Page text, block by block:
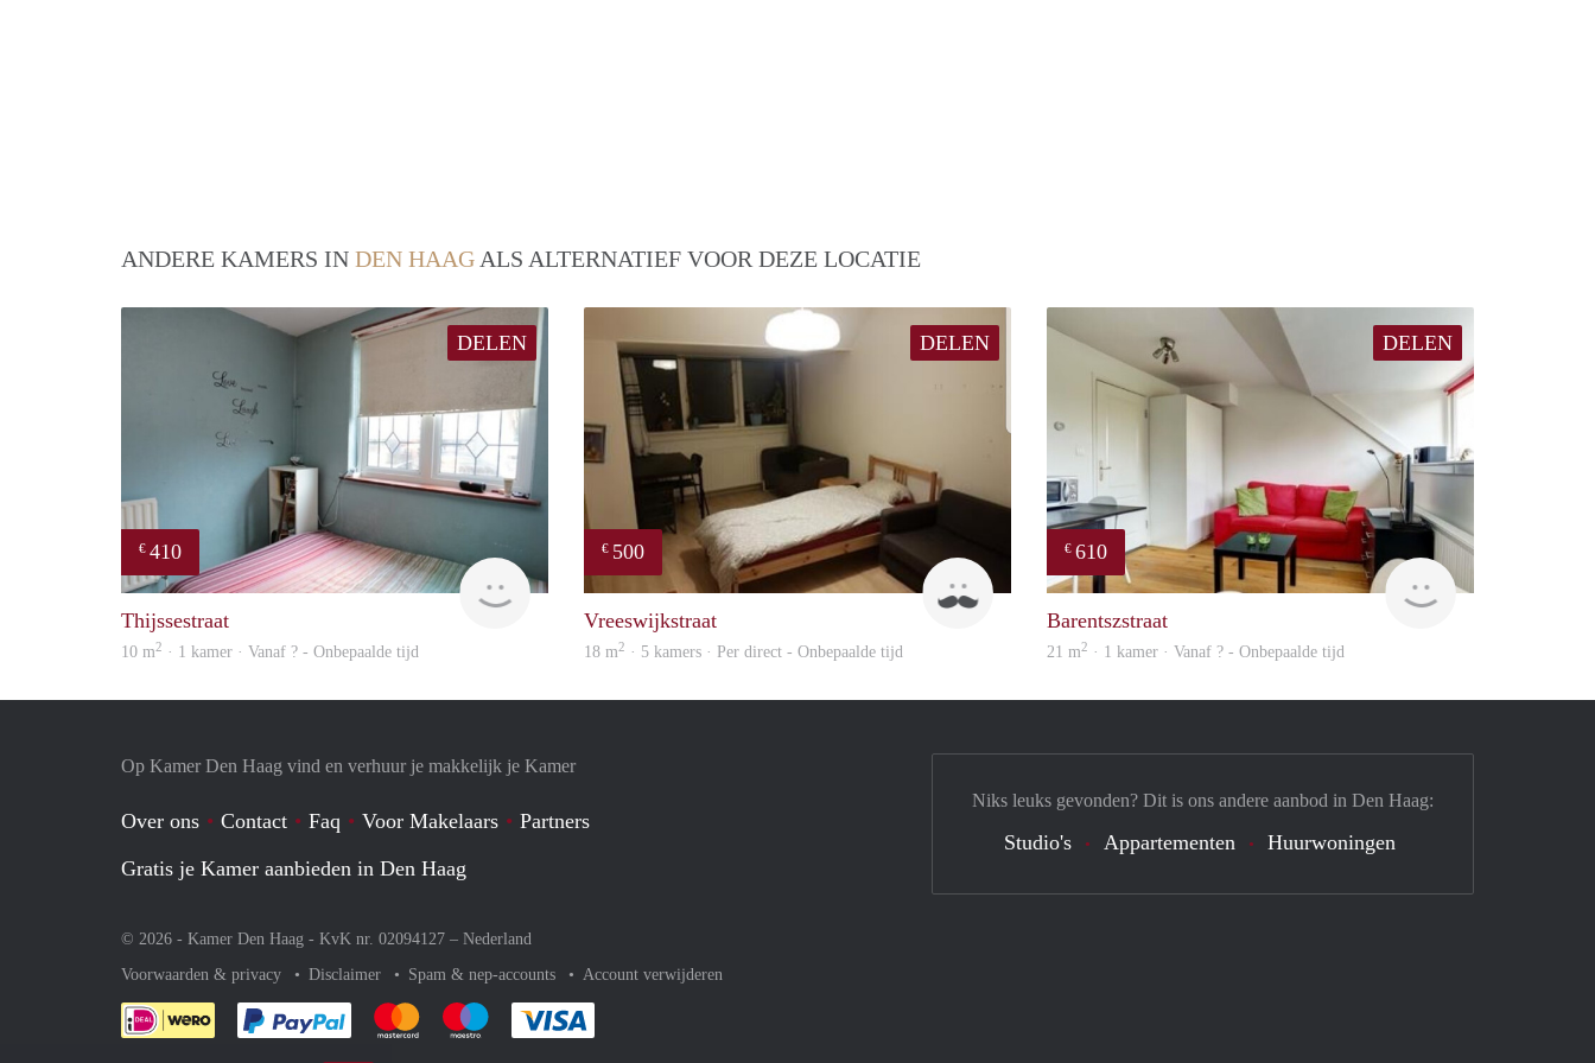
ANDERE KAMERS IN DEN HAAG ALS ALTERNATIEF VOOR DEZE LOCATIE
DELEN
€ 410
Thijssestraat
10 m2 · 1 kamer · Vanaf ? - Onbepaalde tijd
DELEN
€ 500
Vreeswijkstraat
18 m2 · 5 kamers · Per direct - Onbepaalde tijd
DELEN
€ 610
Barentszstraat
21 m2 · 1 kamer · Vanaf ? - Onbepaalde tijd
Op Kamer Den Haag vind en verhuur je makkelijk je Kamer
Over ons Contact Faq Voor Makelaars
Partners
Gratis je Kamer aanbieden in Den Haag
© 2026 - Kamer Den Haag - KvK nr. 02094127 – Nederland
Voorwaarden & privacy
Disclaimer Spam & nep-accounts Account verwijderen
Je rekent gemakkelijk af met Paypal
Je rekent gemakkelijk af met Mastercard
Je rekent gemakkelijk af met Meastro
Niks leuks gevonden? Dit is ons andere aanbod in Den Haag:
Studio's Appartementen Huurwoningen